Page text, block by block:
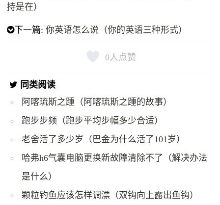
持是在）
下一篇:你英语怎么说（你的英语三种形式）
0人点赞
同类阅读
阿喀琉斯之踵（阿喀琉斯之踵的故事）
跑步步频（跑步平均步幅多少合适）
老舍活了多少岁（巴金为什么活了101岁）
哈弗h6气囊电脑更换新故障清除不了（解决办法
是什么）
颗粒钓鱼应该怎样调漂（双钩向上露出鱼钩）